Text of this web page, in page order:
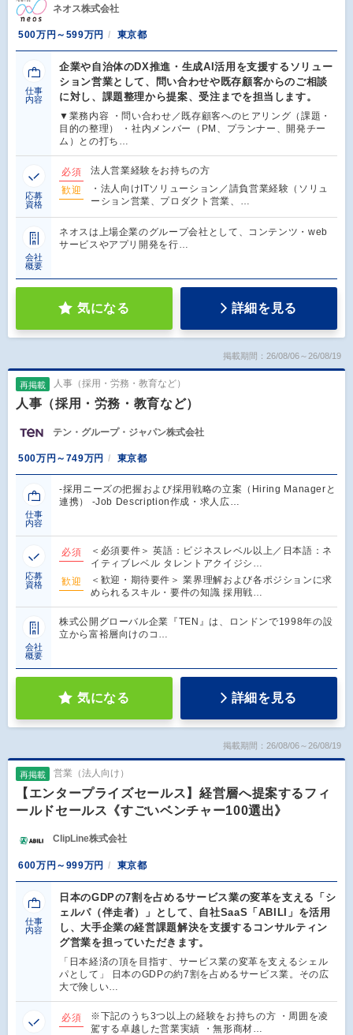
ネオス株式会社
500万円～599万円 東京都
仕事
内容
企業や自治体のDX推進・生成AI活用を支援するソリュー
ション営業として、問い合わせや既存顧客からのご相談
に対し、課題整理から提案、受注までを担当します。
▼業務内容 ・問い合わせ／既存顧客へのヒアリング（課題・
目的の整理） ・社内メンバー（PM、プランナー、開発チー
ム）との打ち…
応募
資格
必須
法人営業経験をお持ちの方
歓迎
・法人向けITソリューション／請負営業経験（ソリュ
ーション営業、プロダクト営業、…
会社
概要
ネオスは上場企業のグループ会社として、コンテンツ・web
サービスやアプリ開発を行…
気になる 詳細を見る
掲載期間：26/08/06～26/08/19
再掲載 人事（採用・労務・教育など）
人事（採用・労務・教育など）
テン・グループ・ジャパン株式会社
500万円～749万円 東京都
仕事
内容
-採用ニーズの把握および採用戦略の立案（Hiring Managerと
連携） -Job Description作成・求人広…
応募
資格
必須
＜必須要件＞ 英語：ビジネスレベル以上／日本語：ネ
イティブレベル タレントアクイジシ…
歓迎
＜歓迎・期待要件＞ 業界理解および各ポジションに求
められるスキル・要件の知識 採用戦…
会社
概要
株式公開グローバル企業『TEN』は、ロンドンで1998年の設
立から富裕層向けのコ…
気になる 詳細を見る
掲載期間：26/08/06～26/08/19
再掲載 営業（法人向け）
【エンタープライズセールス】経営層へ提案するフィ
ールドセールス《すごいベンチャー100選出》
ClipLine株式会社
600万円～999万円 東京都
仕事
内容
日本のGDPの7割を占めるサービス業の変革を支える「シ
ェルパ（伴走者）」として、自社SaaS「ABILI」を活用
し、大手企業の経営課題解決を支援するコンサルティン
グ営業を担っていただきます。
「日本経済の頂を目指す、サービス業の変革を支えるシェル
パとして」 日本のGDPの約7割を占めるサービス業。その広
大で険しい…
必須
※下記のうち3つ以上の経験をお持ちの方 ・周囲を凌
駕する卓越した営業実績 ・無形商材…